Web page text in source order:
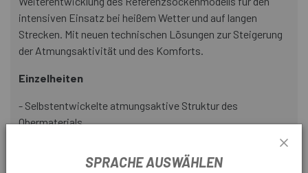
intensiven Einsatz bei heißem Wetter und auf langen
Strecken. Mit neuen technischen Lösungen zur Steigerung
der Atmungsaktivität und des Komforts.
Einzelheiten
- Selbstentwickelte atmungsaktive Struktur des
Obermaterials.
- Asymmetrische Zehenpartie, angepasst an die Anatomie
SPRACHE AUSWÄHLEN